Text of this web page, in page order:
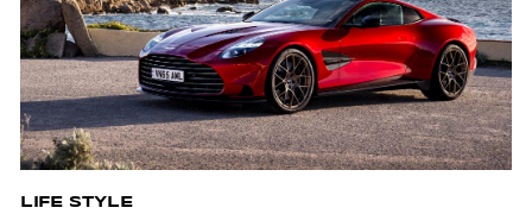
LIFE STYLE